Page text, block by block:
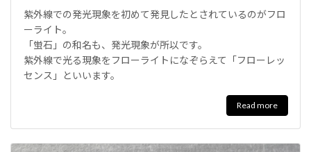
紫外線での発光現象を初めて発見したとされているのがフロ
ーライト。
「蛍石」の和名も、発光現象が所以です。
紫外線で光る現象をフローライトになぞらえて「フローレッ
センス」といいます。
Read more